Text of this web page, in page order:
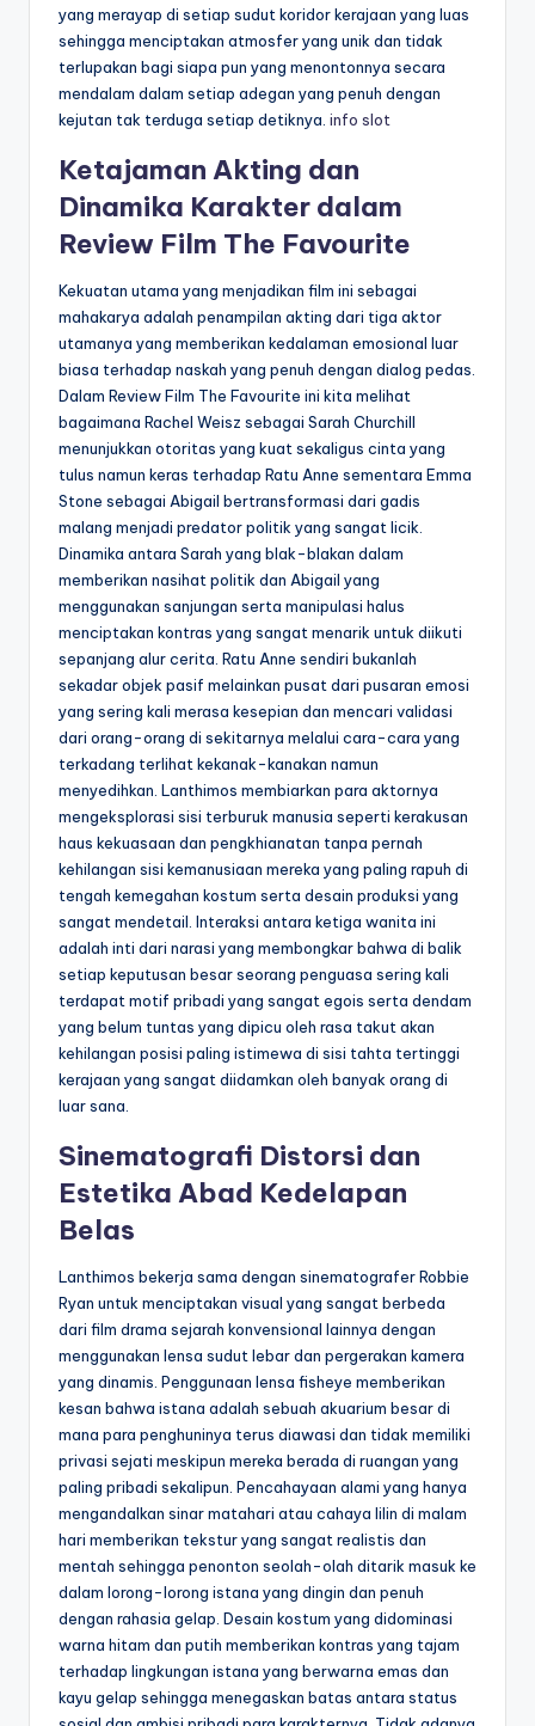
yang merayap di setiap sudut koridor kerajaan yang luas
sehingga menciptakan atmosfer yang unik dan tidak
terlupakan bagi siapa pun yang menontonnya secara
mendalam dalam setiap adegan yang penuh dengan
kejutan tak terduga setiap detiknya. info slot
Ketajaman Akting dan
Dinamika Karakter dalam
Review Film The Favourite
Kekuatan utama yang menjadikan film ini sebagai
mahakarya adalah penampilan akting dari tiga aktor
utamanya yang memberikan kedalaman emosional luar
biasa terhadap naskah yang penuh dengan dialog pedas.
Dalam Review Film The Favourite ini kita melihat
bagaimana Rachel Weisz sebagai Sarah Churchill
menunjukkan otoritas yang kuat sekaligus cinta yang
tulus namun keras terhadap Ratu Anne sementara Emma
Stone sebagai Abigail bertransformasi dari gadis
malang menjadi predator politik yang sangat licik.
Dinamika antara Sarah yang blak-blakan dalam
memberikan nasihat politik dan Abigail yang
menggunakan sanjungan serta manipulasi halus
menciptakan kontras yang sangat menarik untuk diikuti
sepanjang alur cerita. Ratu Anne sendiri bukanlah
sekadar objek pasif melainkan pusat dari pusaran emosi
yang sering kali merasa kesepian dan mencari validasi
dari orang-orang di sekitarnya melalui cara-cara yang
terkadang terlihat kekanak-kanakan namun
menyedihkan. Lanthimos membiarkan para aktornya
mengeksplorasi sisi terburuk manusia seperti kerakusan
haus kekuasaan dan pengkhianatan tanpa pernah
kehilangan sisi kemanusiaan mereka yang paling rapuh di
tengah kemegahan kostum serta desain produksi yang
sangat mendetail. Interaksi antara ketiga wanita ini
adalah inti dari narasi yang membongkar bahwa di balik
setiap keputusan besar seorang penguasa sering kali
terdapat motif pribadi yang sangat egois serta dendam
yang belum tuntas yang dipicu oleh rasa takut akan
kehilangan posisi paling istimewa di sisi tahta tertinggi
kerajaan yang sangat diidamkan oleh banyak orang di
luar sana.
Sinematografi Distorsi dan
Estetika Abad Kedelapan
Belas
Lanthimos bekerja sama dengan sinematografer Robbie
Ryan untuk menciptakan visual yang sangat berbeda
dari film drama sejarah konvensional lainnya dengan
menggunakan lensa sudut lebar dan pergerakan kamera
yang dinamis. Penggunaan lensa fisheye memberikan
kesan bahwa istana adalah sebuah akuarium besar di
mana para penghuninya terus diawasi dan tidak memiliki
privasi sejati meskipun mereka berada di ruangan yang
paling pribadi sekalipun. Pencahayaan alami yang hanya
mengandalkan sinar matahari atau cahaya lilin di malam
hari memberikan tekstur yang sangat realistis dan
mentah sehingga penonton seolah-olah ditarik masuk ke
dalam lorong-lorong istana yang dingin dan penuh
dengan rahasia gelap. Desain kostum yang didominasi
warna hitam dan putih memberikan kontras yang tajam
terhadap lingkungan istana yang berwarna emas dan
kayu gelap sehingga menegaskan batas antara status